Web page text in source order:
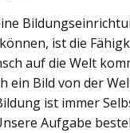
ist die
auf die Welt
ein Bild von der
ist immer
Aufgabe